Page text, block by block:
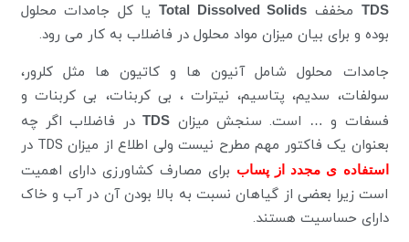
TDS مخفف Total Dissolved Solids یا کل جامدات محلول
بوده و برای بیان میزان مواد محلول در فاضلاب به کار می رود.
جامدات محلول شامل آنیون ها و کاتیون ها مثل کلرور،
سولفات، سدیم، پتاسیم، نیترات ، بی کربنات، بی کربنات و
فسفات و … است. سنجش میزان TDSدر فاضلاب اگر چه
بعنوان یک فاکتور مهم مطرح نیست ولی اطلاع از میزان TDS در
استفاده ی مجدد از پساب برای مصارف کشاورزی دارای اهمیت
است زیرا بعضی از گیاهان نسبت به بالا بودن آن در آب و خاک
دارای حساسیت هستند.